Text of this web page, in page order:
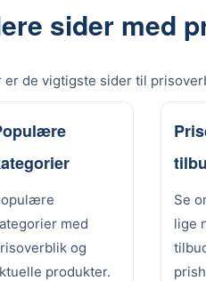
sider med
er de vigtigste sider til
med
og
produkter.
Se
lige